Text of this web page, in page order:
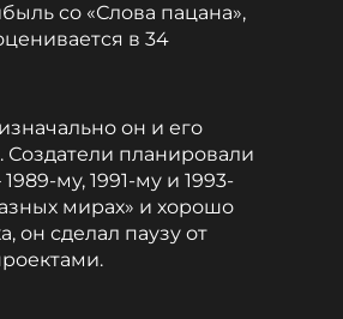
со «Слова пацана»,
в 34
он и его
Создатели планировали
му, 1991-му и 1993-
мирах» и хорошо
он сделал паузу от